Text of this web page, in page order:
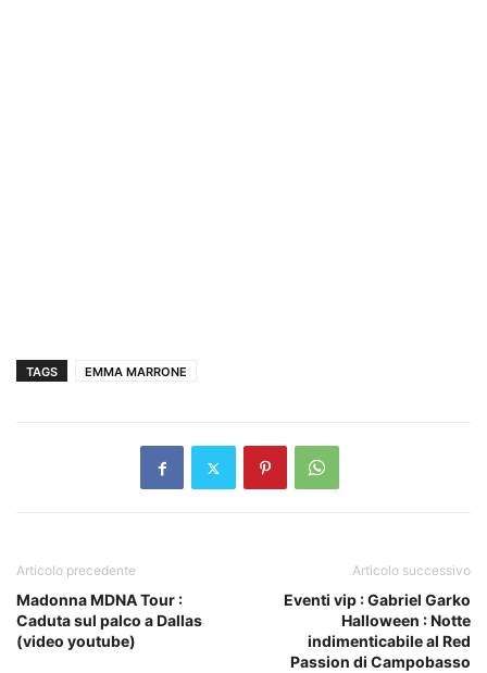
TAGS EMMA MARRONE
Articolo precedente
Madonna MDNA Tour :
Caduta sul palco a Dallas
(video youtube)
Articolo successivo
Eventi vip : Gabriel Garko
Halloween : Notte
indimenticabile al Red
Passion di Campobasso